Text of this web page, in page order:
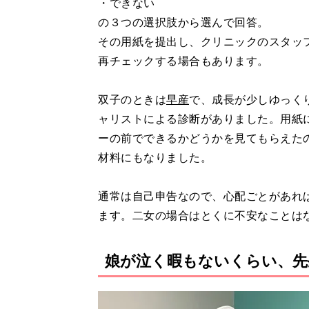
の３つの選択肢から選んで回答。
その用紙を提出し、クリニックのスタ
再チェックする場合もあります。
双子のときは早産で、成長が少しゆっく
ャリストによる診断がありました。用
ーの前でできるかどうかを見てもらえ
材料にもなりました。
通常は自己申告なので、心配ごとがあ
ます。二女の場合はとくに不安なこと
娘が泣く暇もないくらい、